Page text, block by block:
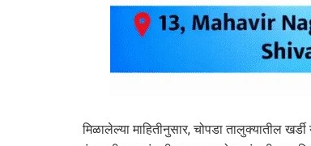
मिळालेल्या माहितीनुसार, चोपडा तालुक्यातील